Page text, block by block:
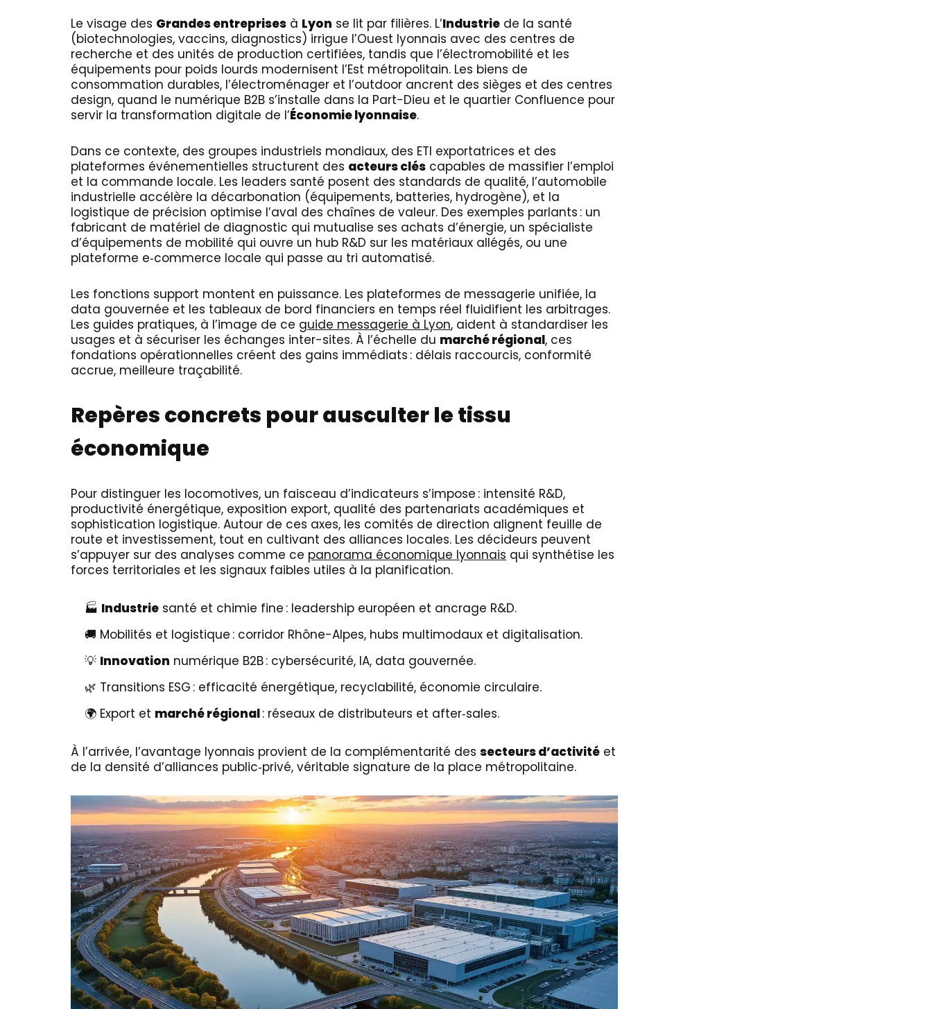
Le visage des Grandes entreprises à Lyon se lit par filières. L’Industrie de la santé
(biotechnologies, vaccins, diagnostics) irrigue l’Ouest lyonnais avec des centres de
recherche et des unités de production certifiées, tandis que l’électromobilité et les
équipements pour poids lourds modernisent l’Est métropolitain. Les biens de
consommation durables, l’électroménager et l’outdoor ancrent des sièges et des centres
design, quand le numérique B2B s’installe dans la Part-Dieu et le quartier Confluence pour
servir la transformation digitale de l’Économie lyonnaise.
Dans ce contexte, des groupes industriels mondiaux, des ETI exportatrices et des
plateformes événementielles structurent des acteurs clés capables de massifier l’emploi
et la commande locale. Les leaders santé posent des standards de qualité, l’automobile
industrielle accélère la décarbonation (équipements, batteries, hydrogène), et la
logistique de précision optimise l’aval des chaînes de valeur. Des exemples parlants : un
fabricant de matériel de diagnostic qui mutualise ses achats d’énergie, un spécialiste
d’équipements de mobilité qui ouvre un hub R&D sur les matériaux allégés, ou une
plateforme e‑commerce locale qui passe au tri automatisé.
Les fonctions support montent en puissance. Les plateformes de messagerie unifiée, la
data gouvernée et les tableaux de bord financiers en temps réel fluidifient les arbitrages.
Les guides pratiques, à l’image de ce guide messagerie à Lyon, aident à standardiser les
usages et à sécuriser les échanges inter-sites. À l’échelle du marché régional, ces
fondations opérationnelles créent des gains immédiats : délais raccourcis, conformité
accrue, meilleure traçabilité.
Repères concrets pour ausculter le tissu
économique
Pour distinguer les locomotives, un faisceau d’indicateurs s’impose : intensité R&D,
productivité énergétique, exposition export, qualité des partenariats académiques et
sophistication logistique. Autour de ces axes, les comités de direction alignent feuille de
route et investissement, tout en cultivant des alliances locales. Les décideurs peuvent
s’appuyer sur des analyses comme ce panorama économique lyonnais qui synthétise les
forces territoriales et les signaux faibles utiles à la planification.
🏭 Industrie santé et chimie fine : leadership européen et ancrage R&D.
🚚 Mobilités et logistique : corridor Rhône-Alpes, hubs multimodaux et digitalisation.
💡 Innovation numérique B2B : cybersécurité, IA, data gouvernée.
🌿 Transitions ESG : efficacité énergétique, recyclabilité, économie circulaire.
🌍 Export et marché régional: réseaux de distributeurs et after‑sales.
À l’arrivée, l’avantage lyonnais provient de la complémentarité des secteurs d’activité et
de la densité d’alliances public‑privé, véritable signature de la place métropolitaine.